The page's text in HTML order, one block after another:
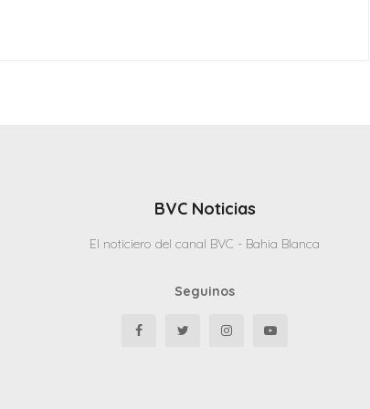
BVC Noticias
El noticiero del canal BVC - Bahia Blanca
Seguinos